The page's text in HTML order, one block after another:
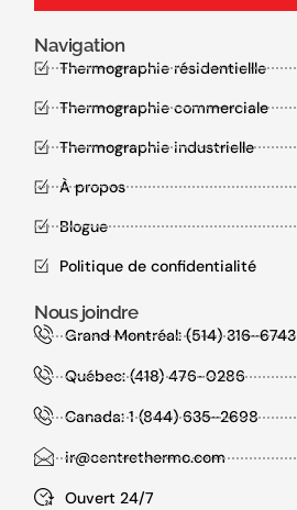
Navigation
Thermographie résidentiellle
Thermographie commerciale
Thermographie industrielle
À propos
Blogue
Politique de confidentialité
Nous joindre
Grand Montréal: (514) 316-6743
Québec: (418) 476-0286
Canada: 1 (844) 635-2698
ir@centrethermo.com
Ouvert 24/7